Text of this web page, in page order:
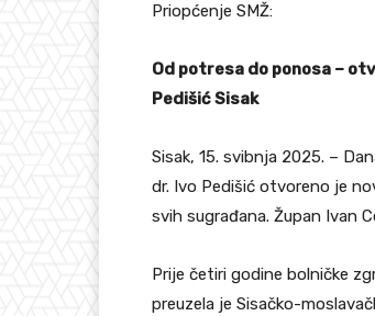
Priopćenje SMŽ:
Od potresa do ponosa –
Pedišić Sisak
Sisak, 15. svibnja 2025. –
dr. Ivo Pedišić otvoreno je
svih sugrađana. Župan Ivan
Prije četiri godine bolničke
preuzela je Sisačko-